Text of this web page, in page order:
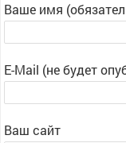
Ваше имя
E-Mail (не будет
Ваш сайт